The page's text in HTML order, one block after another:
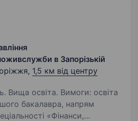
в Запорізькій
1,5 км від центру
Вимоги: освіта
бакалавра, напрям
«Фінанси,